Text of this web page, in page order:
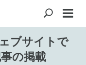
ブサイトで
の掲載